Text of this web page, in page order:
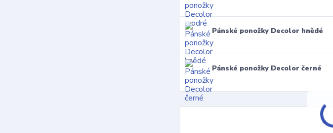
Pánské ponožky Decolor hnědé
Pánské ponožky Decolor černé